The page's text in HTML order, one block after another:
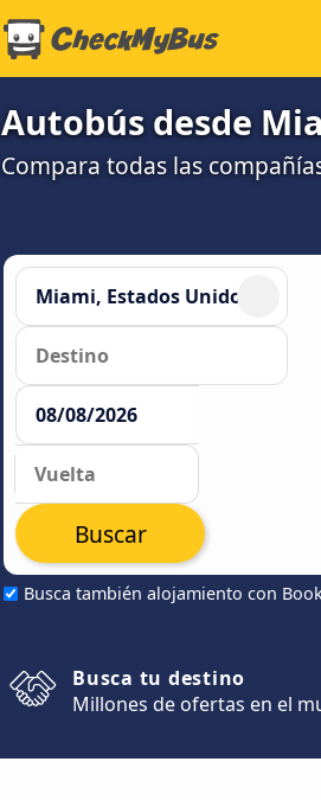
Autobús desde
Compara todas las
Busca también alojamiento con
Buscar
Busca tu destino
Millones de ofertas en el